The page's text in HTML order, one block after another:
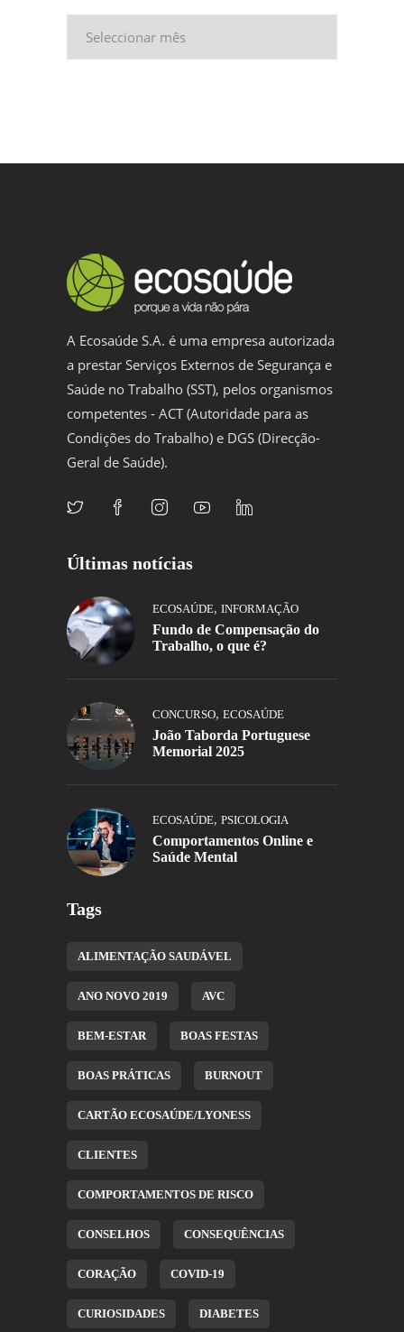
A Ecosaúde S.A. é uma empresa autorizada
a prestar Serviços Externos de Segurança e
Saúde no Trabalho (SST), pelos organismos
competentes - ACT (Autoridade para as
Condições do Trabalho) e DGS (Direcção-
Geral de Saúde).
Últimas notícias
ECOSAÚDE, INFORMAÇÃO
Fundo de Compensação do
Trabalho, o que é?
CONCURSO, ECOSAÚDE
João Taborda Portuguese
Memorial 2025
ECOSAÚDE, PSICOLOGIA
Comportamentos Online e
Saúde Mental
Tags
ALIMENTAÇÃO SAUDÁVEL
ANO NOVO 2019 AVC
BEM-ESTAR BOAS FESTAS
BOAS PRÁTICAS BURNOUT
CARTÃO ECOSAÚDE/LYONESS
CLIENTES
COMPORTAMENTOS DE RISCO
CONSELHOS CONSEQUÊNCIAS
CORAÇÃO COVID-19
CURIOSIDADES DIABETES